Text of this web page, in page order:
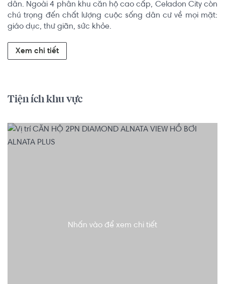
dân. Ngoài 4 phân khu căn hộ cao cấp, Celadon City còn
chú trọng đến chất lượng cuộc sống dân cư về mọi mặt:
giáo dục, thư giãn, sức khỏe.
Xem chi tiết
Tiện ích khu vực
Nhấn vào để xem chi tiết